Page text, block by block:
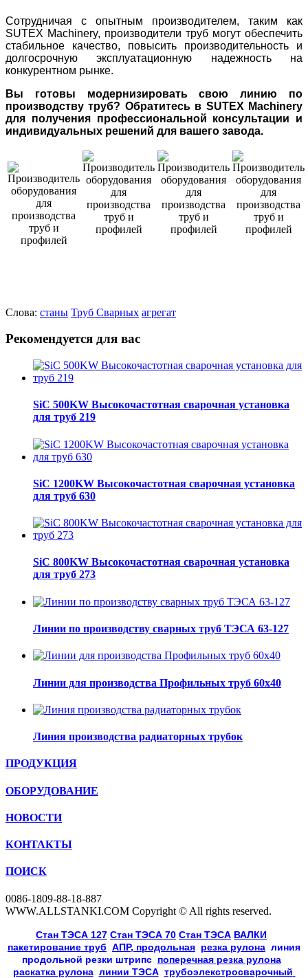
Сотрудничая с опытным производителем, таким как
SUTEX Machinery, производители труб могут обеспечить
стабильное качество, повысить производительность и
долгосрочную эксплуатационную надежность на
конкурентном рынке.
Вы готовы модернизировать свою линию по
производству труб? Обратитесь в SUTEX Machinery
для получения профессиональной консультации и
индивидуальных решений для вашего завода.
Слова: станы Труб Сварных агрегат
Рекомендуется для вас
SiC 500KW Высокочастотная сварочная установка
для труб 219
SiC 1200KW Высокочастотная сварочная установка
для труб 630
SiC 800KW Высокочастотная сварочная установка
для труб 273
Линии по производству сварных труб ТЭСА 63-127
Линии для производства Профильных труб 60х40
Линия производства радиаторных трубок
ПРОДУКЦИЯ
ОБОРУДОВАНИЕ
НОВОСТИ
КОНТАКТЫ
ПОИСК
0086-1809-88-18-887
WWW.ALLSTANKI.COM Copyright © All rights reserved.
Cтан ТЭСА 127 Cтан ТЭСА 70 Cтан ТЭСА ВАЛКИ
пакетирование труб АПР, продольная резка рулона линия
продольной резки штрипс, поперечная резка рулона
раскатка рулона, линии ТЭСА, трубоэлекстросварочный